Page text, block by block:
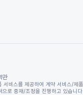
관
서비스를 제공하여 계약 서비스/
으로 중재/조정을 진행하고 있습